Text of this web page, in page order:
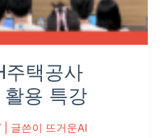
주택공사
용 특강
| 글쓴이 뜨거운AI